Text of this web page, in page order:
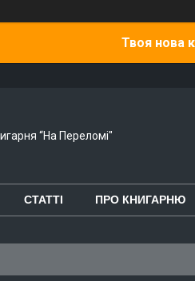
Твоя нова
“На Переломі"
СТАТТІ ПРО КНИГАРНЮ